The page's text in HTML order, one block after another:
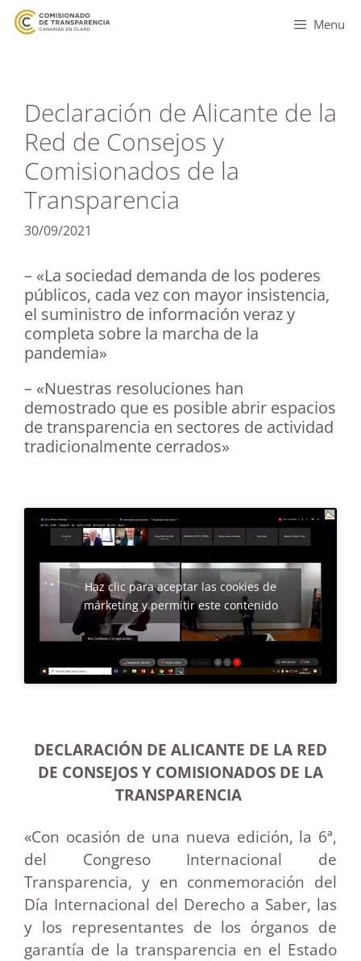
Menu
Declaración de Alicante de la
Red de Consejos y
Comisionados de la
Transparencia
30/09/2021
– «La sociedad demanda de los poderes
públicos, cada vez con mayor insistencia,
el suministro de información veraz y
completa sobre la marcha de la
pandemia»
– «Nuestras resoluciones han
demostrado que es posible abrir espacios
de transparencia en sectores de actividad
tradicionalmente cerrados»
Haz clic para aceptar las cookies de
márketing y permitir este contenido
DECLARACIÓN DE ALICANTE DE LA RED
DE CONSEJOS Y COMISIONADOS DE LA
TRANSPARENCIA
«Con ocasión de una nueva edición, la 6ª,
del Congreso Internacional de
Transparencia, y en conmemoración del
Día Internacional del Derecho a Saber, las
y los representantes de los órganos de
garantía de la transparencia en el Estado